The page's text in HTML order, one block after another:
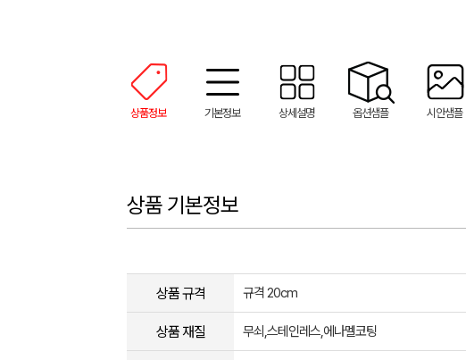
상품정보 기본정보 상세설명 옵션샘플 시안샘플
상품 기본정보
상품 규격 규격 20cm
상품 재질 무쇠,스테인레스,에나멜코팅